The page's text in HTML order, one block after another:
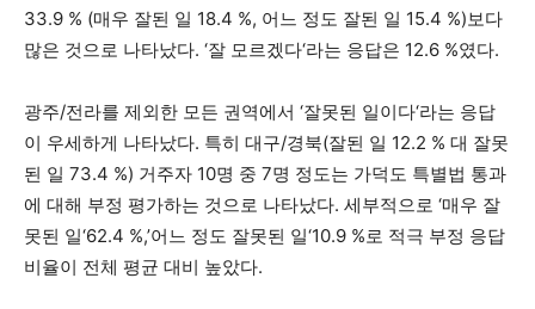
33.9 % (매우 잘된 일 18.4 %, 어느 정도 잘된 일 15.4 %)보다
많은 것으로 나타났다. ‘잘 모르겠다‘라는 응답은 12.6 %였다.
광주/전라를 제외한 모든 권역에서 ‘잘못된 일이다‘라는 응답
이 우세하게 나타났다. 특히 대구/경북(잘된 일 12.2 % 대 잘못
된 일 73.4 %) 거주자 10명 중 7명 정도는 가덕도 특별법 통과
에 대해 부정 평가하는 것으로 나타났다. 세부적으로 ‘매우 잘
못된 일‘62.4 %,’어느 정도 잘못된 일‘10.9 %로 적극 부정 응답
비율이 전체 평균 대비 높았다.